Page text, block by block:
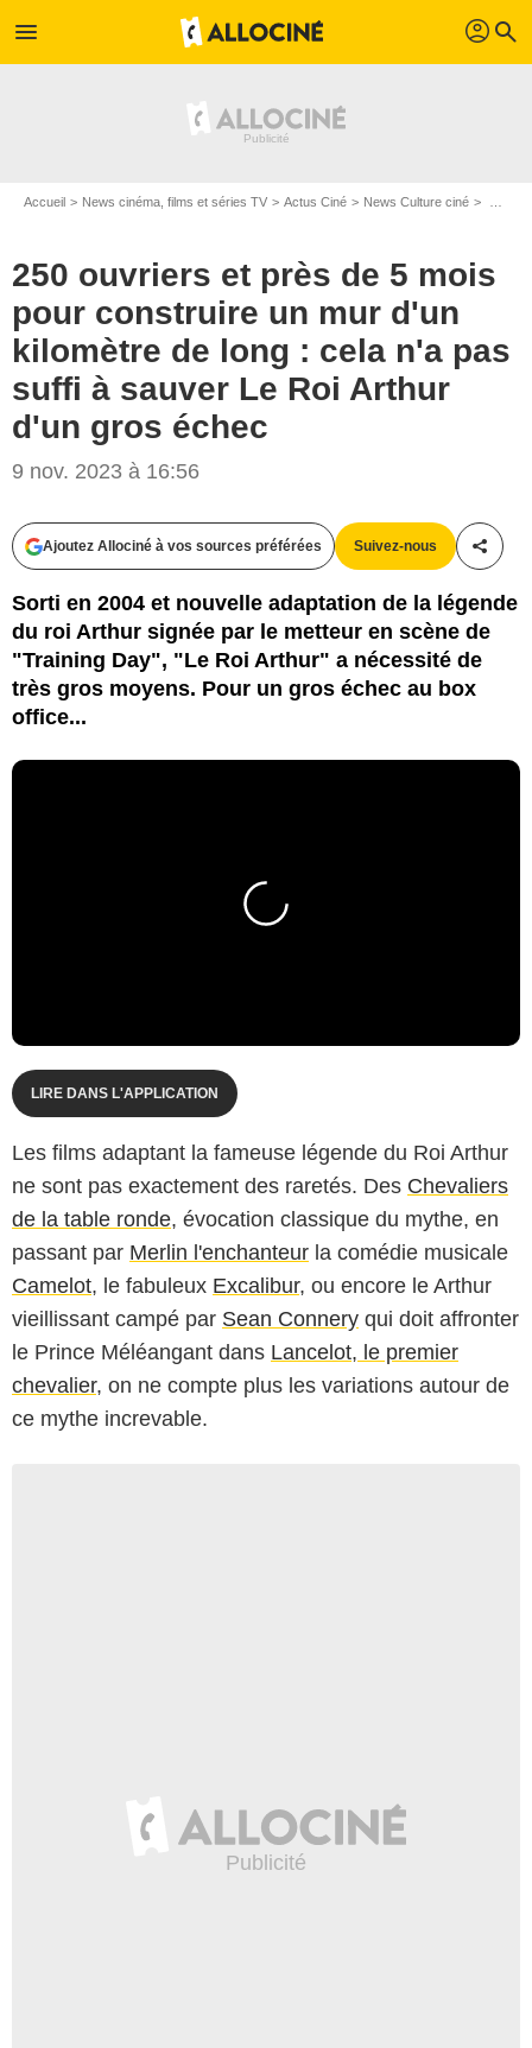
menu profil search
Accueil News cinéma, films et séries TV Actus Ciné News Culture ciné
250 ouvriers et près de 5 mois
pour construire un mur d'un
kilomètre de long : cela n'a pas
suffi à sauver Le Roi Arthur
d'un gros échec
9 nov. 2023 à 16:56
Ajoutez Allociné à vos sources préférées Suivez-nous
Sorti en 2004 et nouvelle adaptation de la légende
du roi Arthur signée par le metteur en scène de
"Training Day", "Le Roi Arthur" a nécessité de
très gros moyens. Pour un gros échec au box
office...
LIRE DANS L'APPLICATION
Les films adaptant la fameuse légende du Roi Arthur
ne sont pas exactement des raretés. Des Chevaliers
de la table ronde, évocation classique du mythe, en
passant par Merlin l'enchanteur la comédie musicale
Camelot, le fabuleux Excalibur, ou encore le Arthur
vieillissant campé par Sean Connery qui doit affronter
le Prince Méléangant dans Lancelot, le premier
chevalier, on ne compte plus les variations autour de
ce mythe increvable.